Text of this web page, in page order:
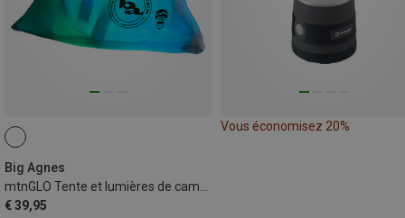
Big Agnes
€ 39,95
Vous économisez 20%